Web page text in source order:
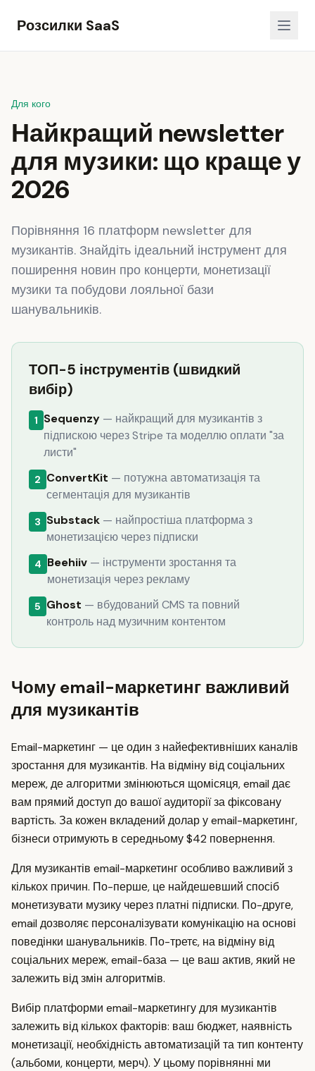
Розсилки SaaS
Для кого
Найкращий newsletter
для музики: що краще у
2026
Порівняння 16 платформ newsletter для
музикантів. Знайдіть ідеальний інструмент для
поширення новин про концерти, монетизації
музики та побудови лояльної бази
шанувальників.
ТОП-5 інструментів (швидкий
вибір)
1 Sequenzy — найкращий для музикантів з
підпискою через Stripe та моделлю оплати "за
листи"
2 ConvertKit — потужна автоматизація та
сегментація для музикантів
3 Substack — найпростіша платформа з
монетизацією через підписки
4 Beehiiv — інструменти зростання та
монетизація через рекламу
5 Ghost — вбудований CMS та повний
контроль над музичним контентом
Чому email-маркетинг важливий
для музикантів
Email-маркетинг — це один з найефективніших каналів
зростання для музикантів. На відміну від соціальних
мереж, де алгоритми змінюються щомісяця, email дає
вам прямий доступ до вашої аудиторії за фіксовану
вартість. За кожен вкладений долар у email-маркетинг,
бізнеси отримують в середньому $42 повернення.
Для музикантів email-маркетинг особливо важливий з
кількох причин. По-перше, це найдешевший спосіб
монетизувати музику через платні підписки. По-друге,
email дозволяє персоналізувати комунікацію на основі
поведінки шанувальників. По-третє, на відміну від
соціальних мереж, email-база — це ваш актив, який не
залежить від змін алгоритмів.
Вибір платформи email-маркетингу для музикантів
залежить від кількох факторів: ваш бюджет, наявність
монетизації, необхідність автоматизацій та тип контенту
(альбоми, концерти, мерч). У цьому порівнянні ми